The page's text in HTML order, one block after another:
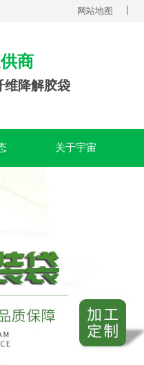
网站地图
商
维降解胶袋
关于宇宙